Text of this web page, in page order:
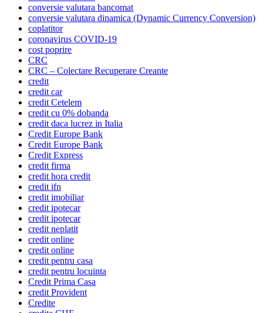
conversie valutara bancomat
conversie valutara dinamica (Dynamic Currency Conversion)
coplatitor
coronavirus COVID-19
cost poprire
CRC
CRC – Colectare Recuperare Creante
credit
credit car
credit Cetelem
credit cu 0% dobanda
credit daca lucrez in Italia
Credit Europe Bank
Credit Europe Bank
Credit Express
credit firma
credit hora credit
credit ifn
credit imobiliar
credit ipotecar
credit ipotecar
credit neplatit
credit online
credit online
credit pentru casa
credit pentru locuinta
Credit Prima Casa
credit Provident
Credite